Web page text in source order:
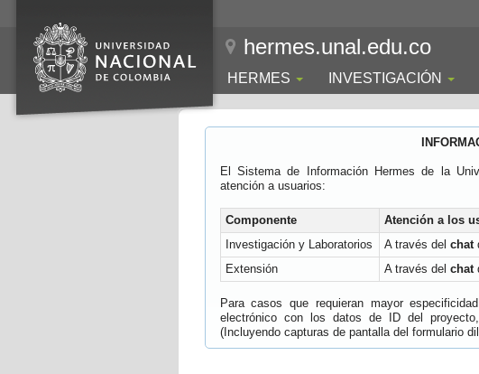
hermes.unal.edu.co
HERMES INVESTIGACIÓN
El Sistema de Información Hermes de la
atención a usuarios:
Componente Atención a los
Investigación y Laboratorios
A través del chat
Extensión
A través del chat
Para casos que requieran mayor
electrónico con los datos de ID del
(Incluyendo capturas de pantalla del formulario